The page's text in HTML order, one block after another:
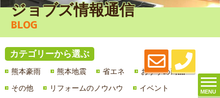
MENU
ジョブズ情報通信
BLOG
カテゴリーから選ぶ
熊本豪雨 熊本地震 省エネ
おすすめ商品
その他
リフォームのノウハウ
イベント